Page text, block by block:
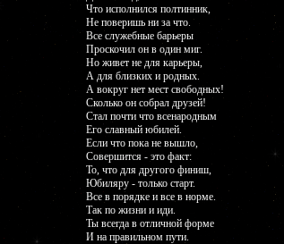
Что исполнился полтинник,
Не поверишь ни за что.
Все служебные барьеры
Проскочил он в один миг.
Но живет не для карьеры,
А для близких и родных.
А вокруг нет мест свободных!
Сколько он собрал друзей!
Стал почти что всенародным
Его славный юбилей.
Если что пока не вышло,
Совершится - это факт:
То, что для другого финиш,
Юбиляру - только старт.
Все в порядке и все в норме.
Так по жизни и иди.
Ты всегда в отличной форме
И на правильном пути.